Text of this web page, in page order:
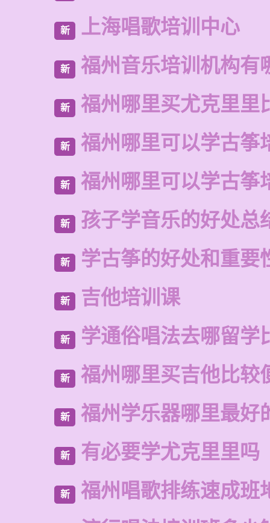
新 上海唱歌培训中心
新 福州音乐培训机构有
新 福州哪里买尤克里里
新 福州哪里可以学古筝
新 福州哪里可以学古筝
新 孩子学音乐的好处总
新 学古筝的好处和重要
新 吉他培训课
新 学通俗唱法去哪留学
新 福州哪里买吉他比较
新 福州学乐器哪里最好
新 有必要学尤克里里吗
新 福州唱歌排练速成班